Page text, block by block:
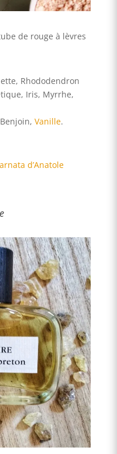
de rouge à lèvres
Rhododendron
Iris, Myrrhe,
Vanille.
d’Anatole